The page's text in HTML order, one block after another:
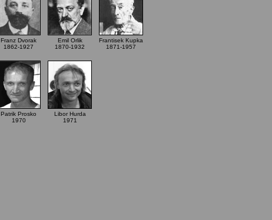
Franz Dvorak
1862-1927
Emil Orlik
1870-1932
Frantisek Kupka
1871-1957
Patrik Prosko
1970
Libor Hurda
1971